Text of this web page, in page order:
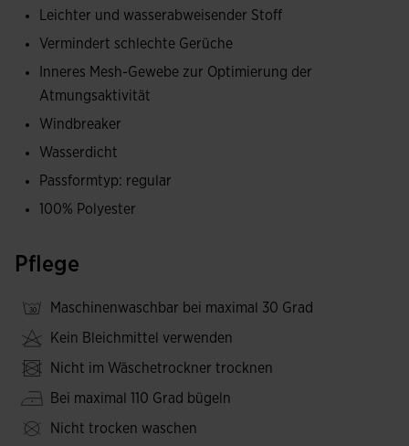
Aufbewahrung kleiner Gegenstände.
Hergestellt aus leichtem und wasserdichtem Material zum
Schutz vor Regen und Wind. Im Inneren ist die MICRO-
MESH SYSTEM-Technologie integriert, die hilft, die
Schweißansammlung zu regulieren.
Leichter und wasserabweisender Stoff
Vermindert schlechte Gerüche
Inneres Mesh-Gewebe zur Optimierung der
Atmungsaktivität
Windbreaker
Wasserdicht
Passformtyp: regular
100% Polyester
Pflege
Maschinenwaschbar bei maximal 30 Grad
Kein Bleichmittel verwenden
Nicht im Wäschetrockner trocknen
Bei maximal 110 Grad bügeln
Nicht trocken waschen